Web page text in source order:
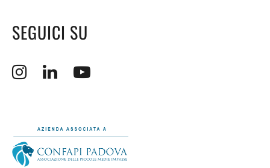
SEGUICI SU
Apertura sito esterno in nuova finestra.
Apertura sito esterno in nuova finestra.
Apertura sito esterno in nuova finestra.